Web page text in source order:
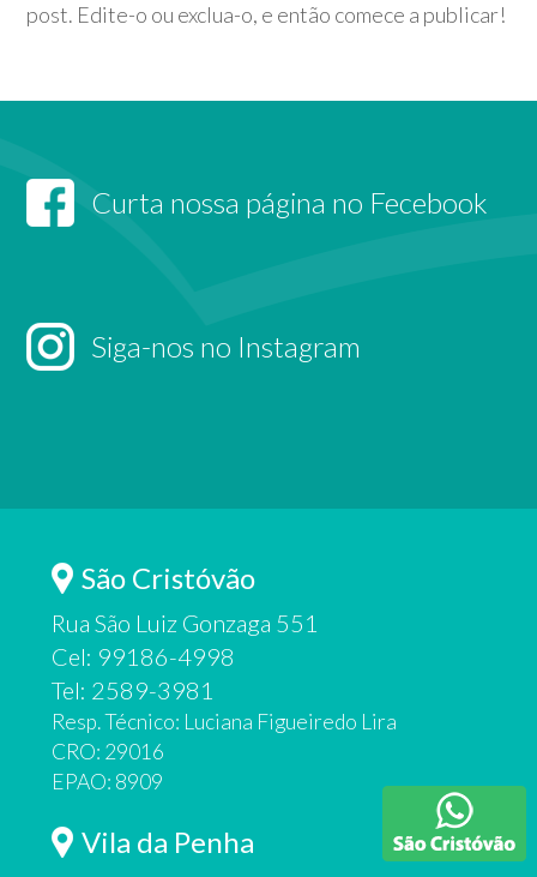
post. Edite-o ou exclua-o, e então comece a publicar!
Curta nossa página no Fecebook
Siga-nos no Instagram
São Cristóvão
Rua São Luiz Gonzaga 551
Cel: 99186-4998
Tel: 2589-3981
Resp. Técnico: Luciana Figueiredo Lira
CRO: 29016
EPAO: 8909
Vila da Penha